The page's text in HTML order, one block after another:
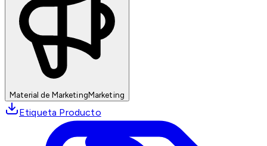
Material de MarketingMarketing
Etiqueta Producto